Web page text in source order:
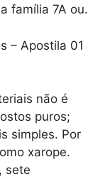
família 7A ou.
não é
puros;
simples. Por
xarope.
sete